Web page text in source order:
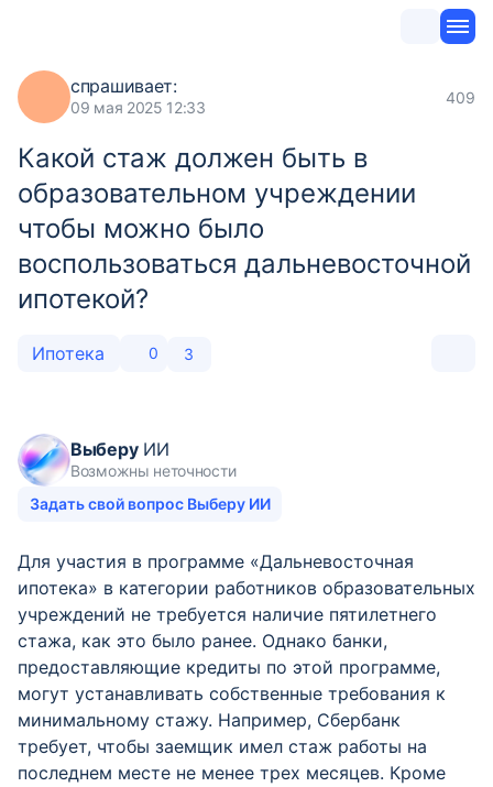
спрашивает:
09 мая 2025 12:33
409
Какой стаж должен быть в
образовательном учреждении
чтобы можно было
воспользоваться дальневосточной
ипотекой?
Ипотека 0 3
ВыберуИИ
Возможны неточности
Задать свой вопрос Выберу ИИ
Для участия в программе «Дальневосточная
ипотека» в категории работников образовательных
учреждений не требуется наличие пятилетнего
стажа, как это было ранее. Однако банки,
предоставляющие кредиты по этой программе,
могут устанавливать собственные требования к
минимальному стажу. Например, Сбербанк
требует, чтобы заемщик имел стаж работы на
последнем месте не менее трех месяцев. Кроме